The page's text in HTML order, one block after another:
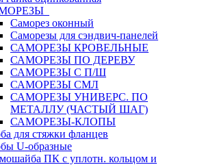
Саморез оконный
Саморезы для сэндвич-панелей
САМОРЕЗЫ КРОВЕЛЬНЫЕ
САМОРЕЗЫ ПО ДЕРЕВУ
САМОРЕЗЫ С П/Ш
САМОРЕЗЫ СМЛ
САМОРЕЗЫ УНИВЕРС. ПО
МЕТАЛЛУ (ЧАСТЫЙ ШАГ)
САМОРЕЗЫ-КЛОПЫ
для стяжки фланцев
U-образные
ПК с уплотн. кольцом и